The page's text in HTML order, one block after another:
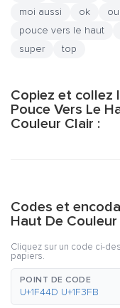
moi aussi
ok oui
pouce vers le haut
super
top
Copiez et collez
Pouce Vers Le
Couleur Clair :
Codes et
Haut De Couleur
Cliquez sur un code ci-
papiers.
POINT DE CODE
U+1F44D U+1F3FB